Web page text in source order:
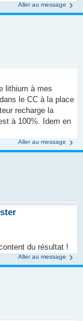
Aller au message
lithium à mes
le CC à la place
recharge la
à 100%. Idem en
Aller au message
du résultat !
Aller au message